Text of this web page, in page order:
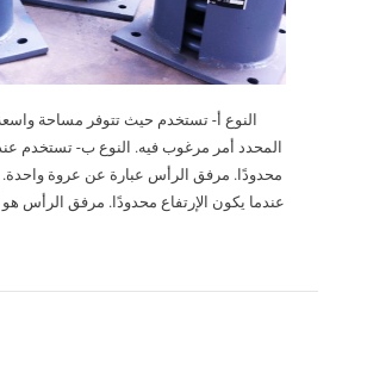
النوع أ- تستخدم حيث تتوفر مساحة
المحدد أمر مرغوب فيه. النوع ب- تستخدم
محدودًا. مرفق الرأس عبارة عن عروة واحدة.
عندما يكون الإرتفاع محدودًا. مرفق الرأس هو